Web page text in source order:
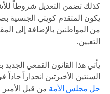
كذلك تضمن التعديل شروطاً
يكون المتقدم كويتي الجنسية
من المواطنين بالإضافة إلى
التعيين.
يأتي هذا القانون القمعي
السنتين الأخيرتين انحداراً
حل مجلس الأمة من قبل الأمير في